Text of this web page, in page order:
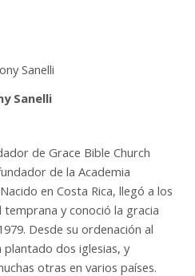
Sanelli
de Grace Bible Church
de la Academia
en Costa Rica, llegó a los
y conoció la gracia
Desde su ordenación al
plantado dos iglesias, y
otras en varios países.